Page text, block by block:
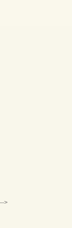
-->